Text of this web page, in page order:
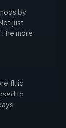
by
just
more
fluid
to